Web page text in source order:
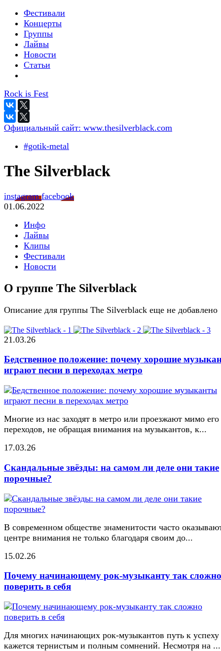
Фестивали
Концерты
Группы
Лайвы
Новости
Статьи
Rock is Fest
Официальный сайт: www.thesilverblack.com
#gotik-metal
The Silverblack
instagramfacebook
01.06.2022
Инфо
Лайвы
Клипы
Фестивали
Новости
О группе The Silverblack
Описание для группы The Silverblack еще не добавлено
21.03.26
Бедственное положение: почему хорошие
играют песни в переходах метро
Многие из нас заходят в метро или проезжают мимо его
переходов, не обращая внимания на музыкантов, к...
17.03.26
Скандальные звёзды: на самом ли деле они такие
порочные?
В современном обществе знаменитости часто
центре внимания не только благодаря своим до...
15.02.26
Почему начинающему рок-музыканту так сложно
поверить в себя
Для многих начинающих рок-музыкантов путь к успеху
кажется тернистым и полным сомнений. Несмотря на ...